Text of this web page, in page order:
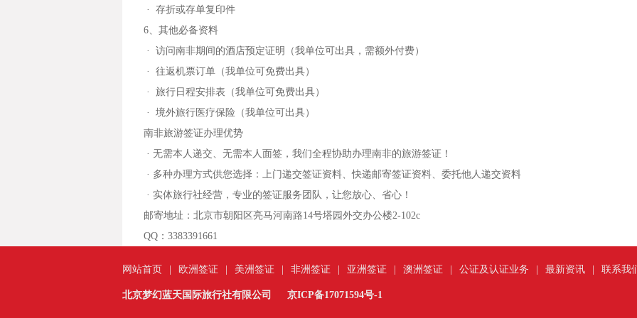
· 存折或存单复印件
6、其他必备资料
· 访问南非期间的酒店预定证明（我单位可出具，需额外付费）
· 往返机票订单（我单位可免费出具）
· 旅行日程安排表（我单位可免费出具）
· 境外旅行医疗保险（我单位可出具）
南非旅游签证办理优势
· 无需本人递交、无需本人面签，我们全程协助办理南非的旅游签证！
· 多种办理方式供您选择：上门递交签证资料、快递邮寄签证资料、委托他人递交资料
· 实体旅行社经营，专业的签证服务团队，让您放心、省心！
邮寄地址： 北京市朝阳区亮马河南路14号塔园外交办公楼2-102c
QQ：3383391661
网站首页 欧洲签证 美洲签证 非洲签证 亚洲签证 澳洲签证 公证及认证业务 最新资讯 联系我
北京梦幻蓝天国际旅行社有限公司 京ICP备17071594号-1